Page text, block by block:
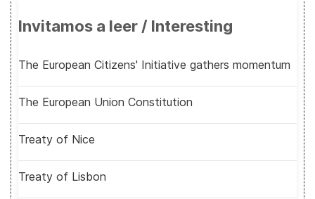
Invitamos a leer / Interesting
The European Citizens' Initiative gathers momentum
The European Union Constitution
Treaty of Nice
Treaty of Lisbon